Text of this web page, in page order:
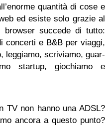
quan­tità di cose e
ed esi­ste solo gra­zie al
bro­w­ser suc­cede di tutto:
con­certi e B&B per viaggi,
leg­giamo, scri­viamo, guar­
star­tup, gio­chiamo e
TV non hanno una ADSL?
ancora a que­sto punto?